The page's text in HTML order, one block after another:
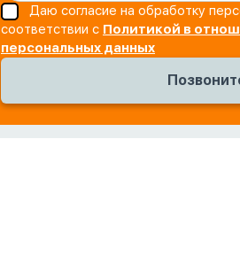
Даю согласие на обработку
соответствии с Политикой в
персональных данных